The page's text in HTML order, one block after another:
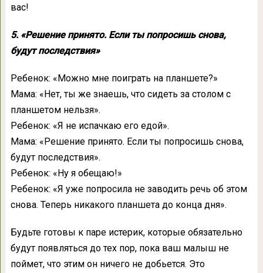
вас!
5. «Решение принято. Если ты попросишь снова,
будут последствия»
Ребенок: «Можно мне поиграть на планшете?»
Мама: «Нет, ты же знаешь, что сидеть за столом с
планшетом нельзя».
Ребенок: «Я не испачкаю его едой».
Мама: «Решение принято. Если ты попросишь снова,
будут последствия».
Ребенок: «Ну я обещаю!»
Ребенок: «Я уже попросила не заводить речь об этом
снова. Теперь никакого планшета до конца дня».
Будьте готовы к паре истерик, которые обязательно
будут появляться до тех пор, пока ваш малыш не
поймет, что этим он ничего не добьется. Это